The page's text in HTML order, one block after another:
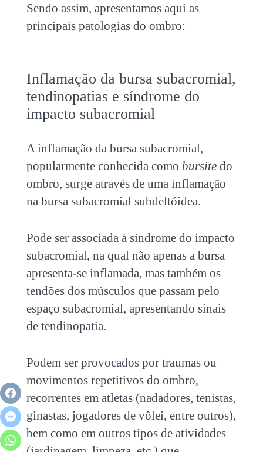
Sendo assim, apresentamos aqui as
principais patologias do ombro:
Inflamação da bursa subacromial,
tendinopatias e síndrome do
impacto subacromial
A inflamação da bursa subacromial,
popularmente conhecida como bursitedo
ombro, surge através de uma inflamação
na bursa subacromial subdeltóidea.
Pode ser associada à síndrome do impacto
subacromial, na qual não apenas a bursa
apresenta-se inflamada, mas também os
tendões dos músculos que passam pelo
espaço subacromial, apresentando sinais
de tendinopatia.
Podem ser provocados por traumas ou
movimentos repetitivos do ombro,
recorrentes em atletas (nadadores, tenistas,
ginastas, jogadores de vôlei, entre outros),
bem como em outros tipos de atividades